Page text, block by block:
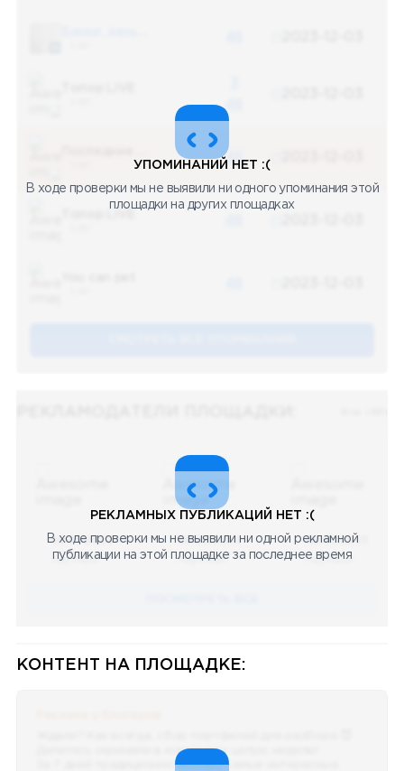
48
48
УПОМИНАНИЙ НЕТ :(
В ходе проверки мы не выявили ни одного упоминания этой
площадки на других площадках
08.05.2023
Научный
08.05.2023
Научный
08.05.2023
Научный
РЕКЛАМНЫХ ПУБЛИКАЦИЙ НЕТ :(
В ходе проверки мы не выявили ни одной рекламной
публикации на этой площадке за последнее время
КОНТЕНТ НА ПЛОЩАДКЕ:
Делитесь скринами в комментах целую неделю!
За 7 дней традиционно выберу самые интересные